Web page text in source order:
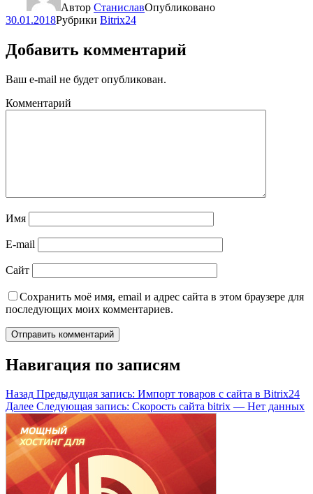
Автор СтаниславОпубликовано
30.01.2018Рубрики Bitrix24
Добавить комментарий
Ваш e-mail не будет опубликован.
Комментарий
Имя
E-mail
Сайт
Сохранить моё имя, email и адрес сайта в этом браузере для
последующих моих комментариев.
Навигация по записям
Назад Предыдущая запись: Импорт товаров с сайта в Bitrix24
Далее Следующая запись: Скорость сайта bitrix — Нет данных